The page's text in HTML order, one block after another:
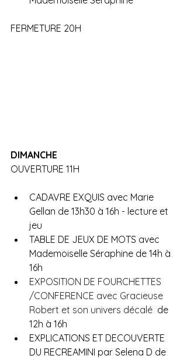
FERMETURE 20H
DIMANCHE
OUVERTURE 11H
CADAVRE EXQUIS avec Marie
Gellan de 13h30 à 16h - lecture et
jeu
TABLE DE JEUX DE MOTS avec
Mademoiselle Séraphine de 14h à
16h
EXPOSITION DE FOURCHETTES
/CONFERENCE avec Gracieuse
Robert et son univers décalé de
12h à 16h
EXPLICATIONS ET DECOUVERTE
DU RECREAMINI par Selena D de